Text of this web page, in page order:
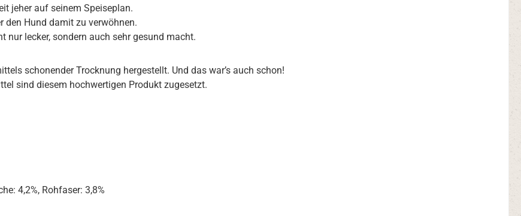
jeher auf seinem Speiseplan.
den Hund damit zu verwöhnen.
nur lecker, sondern auch sehr gesund macht.
schonender Trocknung hergestellt. Und das war’s auch schon!
sind diesem hochwertigen Produkt zugesetzt.
4,2%, Rohfaser: 3,8%